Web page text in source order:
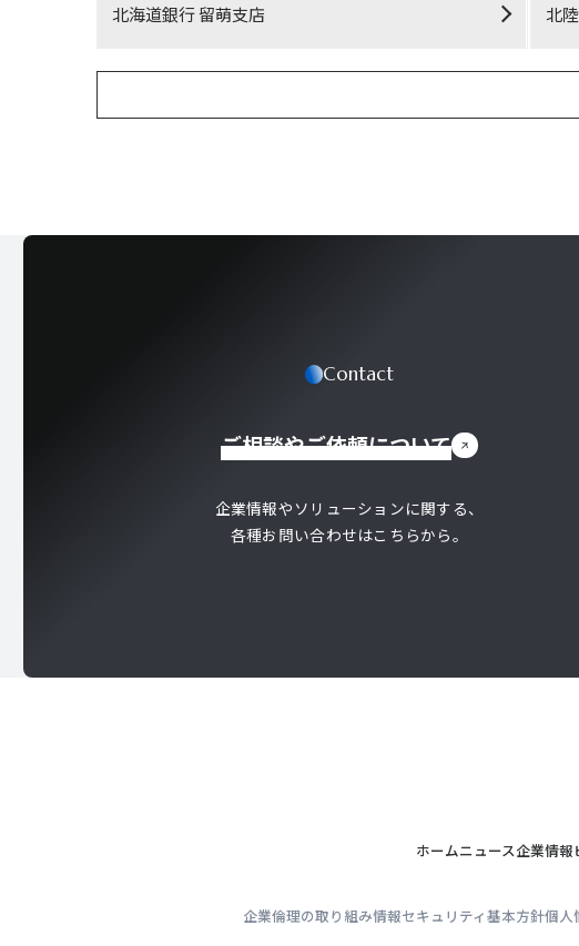
北海道銀行 留萌支店 北
Contact
ご相談やご依頼について
企業情報やソリューションに関する、
各種お問い合わせはこちらから。
ホームニュース企業情報
企業倫理の取り組み情報セキュリティ基本方針個人